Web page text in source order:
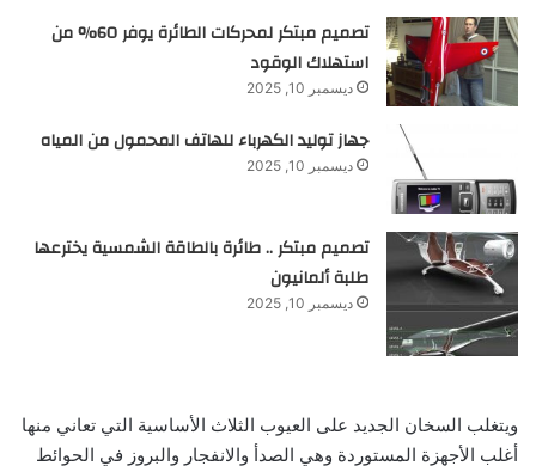
تصميم مبتكر لمحركات الطائرة يوفر 60% من
استهلاك الوقود
ديسمبر 10, 2025
جهاز توليد الكهرباء للهاتف المحمول من المياه
ديسمبر 10, 2025
تصميم مبتكر .. طائرة بالطاقة الشمسية يخترعها
طلبة ألمانيون
ديسمبر 10, 2025
ويتغلب السخان الجديد على العيوب الثلاث الأساسية التي تعاني منها
أغلب الأجهزة المستوردة وهي الصدأ والانفجار والبروز في الحوائط